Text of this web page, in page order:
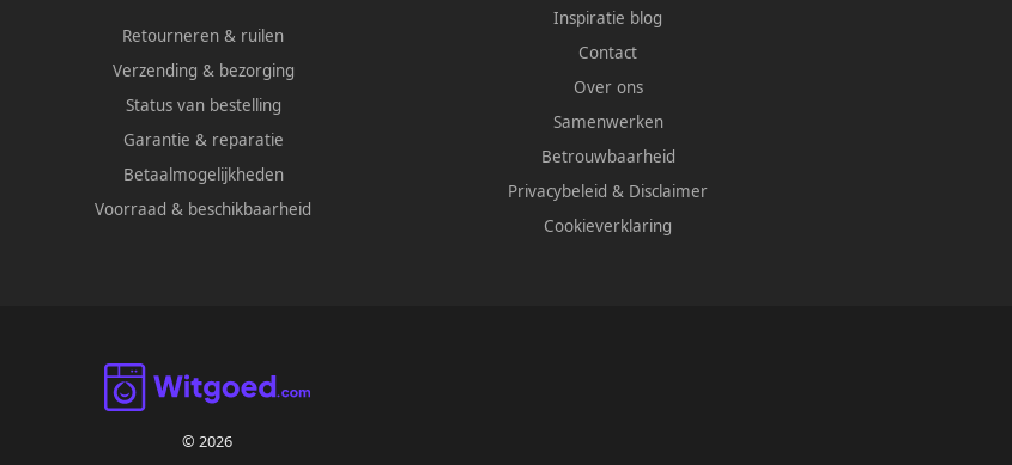
Retourneren & ruilen
Verzending & bezorging
Status van bestelling
Garantie & reparatie
Betaalmogelijkheden
Voorraad & beschikbaarheid
Inspiratie blog
Contact
Over ons
Samenwerken
Betrouwbaarheid
Privacybeleid & Disclaimer
Cookieverklaring
© 2026